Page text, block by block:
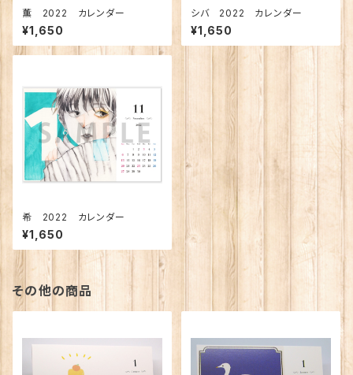
薫 2022 カレンダー
¥1,650
シバ 2022 カレンダー
¥1,650
希 2022 カレンダー
¥1,650
その他の商品